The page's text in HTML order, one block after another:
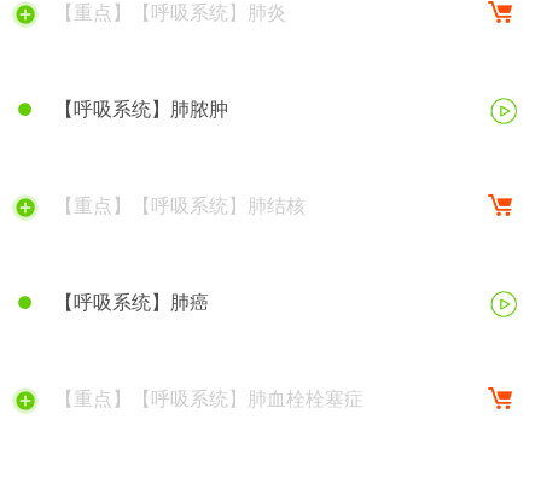
【重点】【呼吸系统】肺炎
【呼吸系统】肺脓肿
【重点】【呼吸系统】肺结核
【呼吸系统】肺癌
【重点】【呼吸系统】肺血栓栓塞症